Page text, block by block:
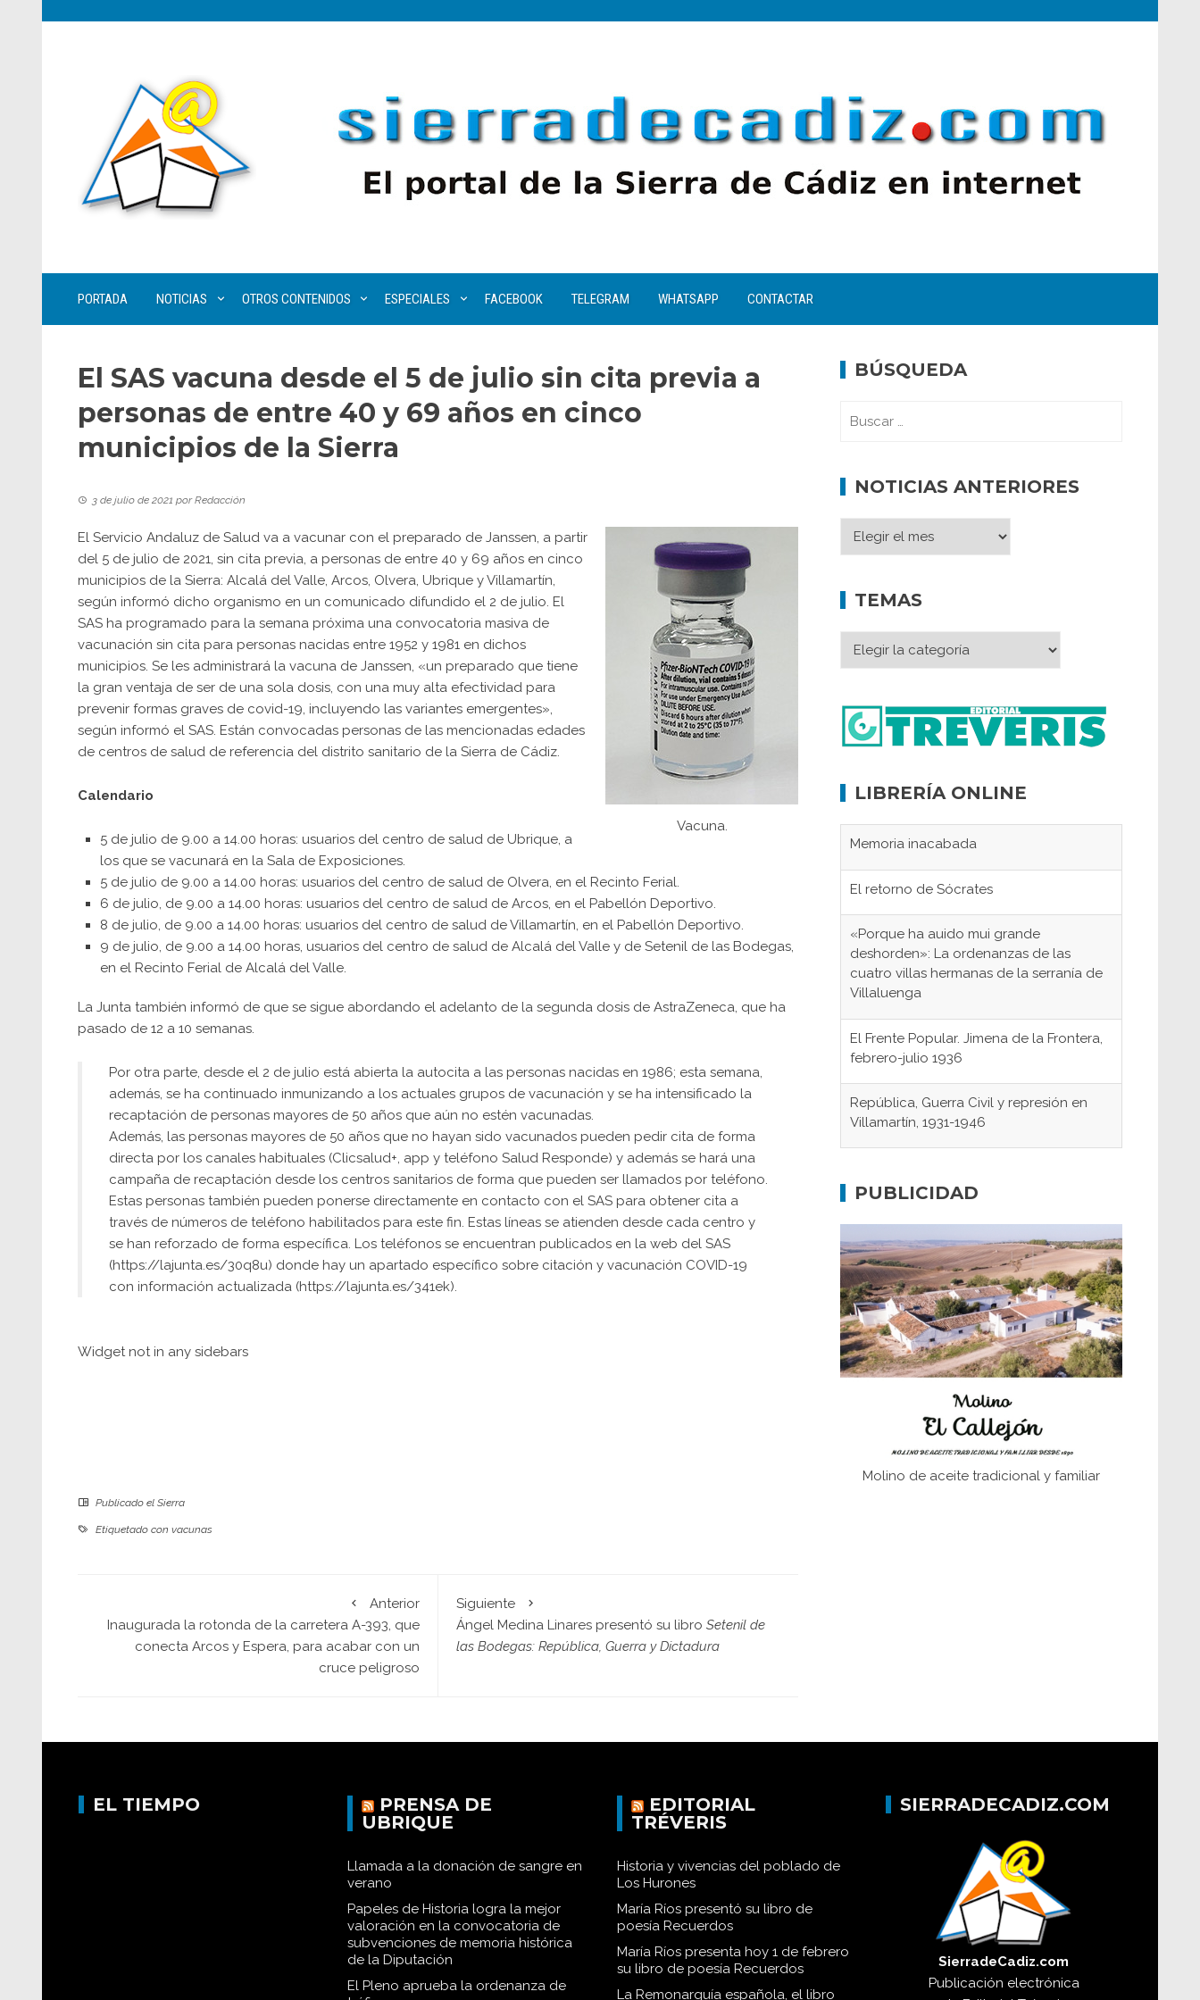
PORTADA NOTICIAS OTROS CONTENIDOS ESPECIALES FACEBOOK TELEGRAM WHATSAPP CONTACTAR
El SAS vacuna desde el 5 de julio sin cita previa a
personas de entre 40 y 69 años en cinco
municipios de la Sierra
3 de julio de 2021 porRedacción
Vacuna.
El Servicio Andaluz de Salud va a vacunar con el preparado de Janssen, a partir
del 5 de julio de 2021, sin cita previa, a personas de entre 40 y 69 años en cinco
municipios de la Sierra: Alcalá del Valle, Arcos, Olvera, Ubrique y Villamartín,
según informó dicho organismo en un comunicado difundido el 2 de julio. El
SAS ha programado para la semana próxima una convocatoria masiva de
vacunación sin cita para personas nacidas entre 1952 y 1981 en dichos
municipios. Se les administrará la vacuna de Janssen, «un preparado que tiene
la gran ventaja de ser de una sola dosis, con una muy alta efectividad para
prevenir formas graves de covid-19, incluyendo las variantes emergentes»,
según informó el SAS. Están convocadas personas de las mencionadas edades
de centros de salud de referencia del distrito sanitario de la Sierra de Cádiz.
Calendario
5 de julio de 9.00 a 14.00 horas: usuarios del centro de salud de Ubrique, a
los que se vacunará en la Sala de Exposiciones.
5 de julio de 9.00 a 14.00 horas: usuarios del centro de salud de Olvera, en el Recinto Ferial.
6 de julio, de 9.00 a 14.00 horas: usuarios del centro de salud de Arcos, en el Pabellón Deportivo.
8 de julio, de 9.00 a 14.00 horas: usuarios del centro de salud de Villamartín, en el Pabellón Deportivo.
9 de julio, de 9.00 a 14.00 horas, usuarios del centro de salud de Alcalá del Valle y de Setenil de las Bodegas,
en el Recinto Ferial de Alcalá del Valle.
La Junta también informó de que se sigue abordando el adelanto de la segunda dosis de AstraZeneca, que ha
pasado de 12 a 10 semanas.
Por otra parte, desde el 2 de julio está abierta la autocita a las personas nacidas en 1986; esta semana,
además, se ha continuado inmunizando a los actuales grupos de vacunación y se ha intensificado la
recaptación de personas mayores de 50 años que aún no estén vacunadas.
Además, las personas mayores de 50 años que no hayan sido vacunados pueden pedir cita de forma
directa por los canales habituales (Clicsalud+, app y teléfono Salud Responde) y además se hará una
campaña de recaptación desde los centros sanitarios de forma que pueden ser llamados por teléfono.
Estas personas también pueden ponerse directamente en contacto con el SAS para obtener cita a
través de números de teléfono habilitados para este fin. Estas líneas se atienden desde cada centro y
se han reforzado de forma específica. Los teléfonos se encuentran publicados en la web del SAS
(https://lajunta.es/30q8u) donde hay un apartado específico sobre citación y vacunación COVID-19
con información actualizada (https://lajunta.es/341ek).
Widget not in any sidebars
Publicado el Sierra
Etiquetado con vacunas
Anterior
Inaugurada la rotonda de la carretera A-393, que
conecta Arcos y Espera, para acabar con un
cruce peligroso
Siguiente
Ángel Medina Linares presentó su libro Setenil de
las Bodegas: República, Guerra y Dictadura
BÚSQUEDA
NOTICIAS ANTERIORES
TEMAS
LIBRERÍA ONLINE
Memoria inacabada
El retorno de Sócrates
«Porque ha auido mui grande
deshorden»: La ordenanzas de las
cuatro villas hermanas de la serranía de
Villaluenga
El Frente Popular. Jimena de la Frontera,
febrero-julio 1936
República, Guerra Civil y represión en
Villamartín, 1931-1946
concentración nazis
fundaciones de Bornos
El Frente Popular. Ubrique, febrero-julio
1936
Juntar las letras. La alfabetización en el
campo: del afán de saber a la
Historia y vivencias del poblado de Los
PUBLICIDAD
Molino de aceite tradicional y familiar
EL TIEMPO
PRENSA DE
UBRIQUE
Llamada a la donación de sangre en
verano
Papeles de Historia logra la mejor
valoración en la convocatoria de
subvenciones de memoria histórica
de la Diputación
El Pleno aprueba la ordenanza de
EDITORIAL
TRÉVERIS
Historia y vivencias del poblado de
Los Hurones
María Ríos presentó su libro de
poesía Recuerdos
María Ríos presenta hoy 1 de febrero
su libro de poesía Recuerdos
La Remonarquía española, el libro
SIERRADECADIZ.COM
SierradeCadiz.com
Publicación electrónica